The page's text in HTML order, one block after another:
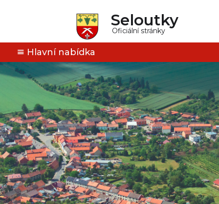
Seloutky
Oficiální stránky
Hlavní nabídka